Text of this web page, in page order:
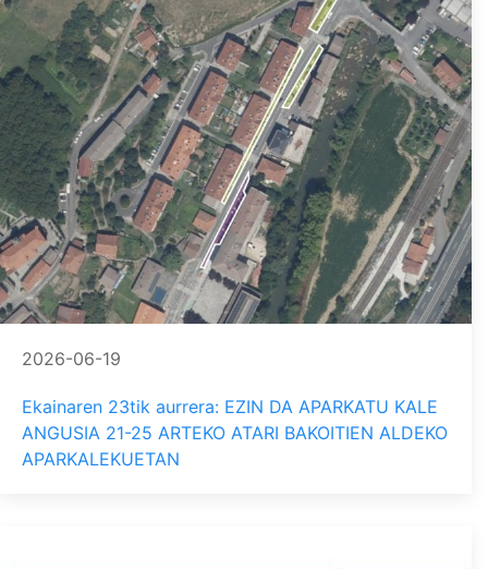
2026-06-19
Ekainaren 23tik aurrera: EZIN DA APARKATU KALE
ANGUSIA 21-25 ARTEKO ATARI BAKOITIEN ALDEKO
APARKALEKUETAN